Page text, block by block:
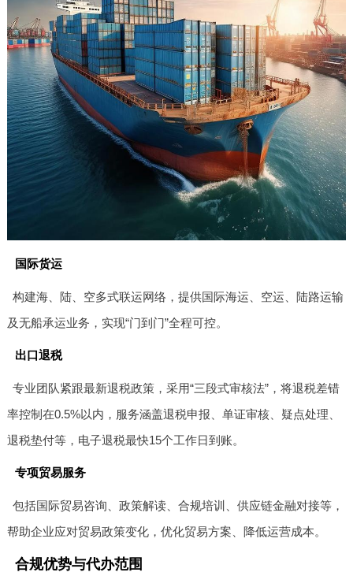
国际货运
构建海、陆、空多式联运网络，提供国际海运、空运、陆路运输
及无船承运业务，实现“门到门”全程可控。
出口退税
专业团队紧跟最新退税政策，采用“三段式审核法”，将退税差错
率控制在0.5%以内，服务涵盖退税申报、单证审核、疑点处理、
退税垫付等，电子退税最快15个工作日到账。
专项贸易服务
包括国际贸易咨询、政策解读、合规培训、供应链金融对接等，
帮助企业应对贸易政策变化，优化贸易方案、降低运营成本。
合规优势与代办范围